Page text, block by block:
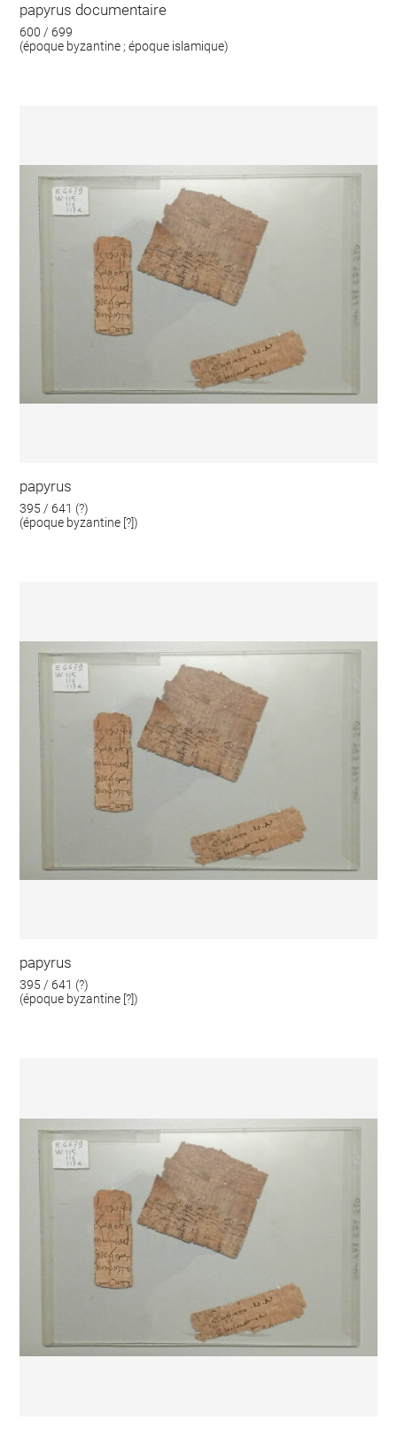
papyrus documentaire
600 / 699
(époque byzantine ; époque islamique)
papyrus
395 / 641 (?)
(époque byzantine [?])
papyrus
395 / 641 (?)
(époque byzantine [?])